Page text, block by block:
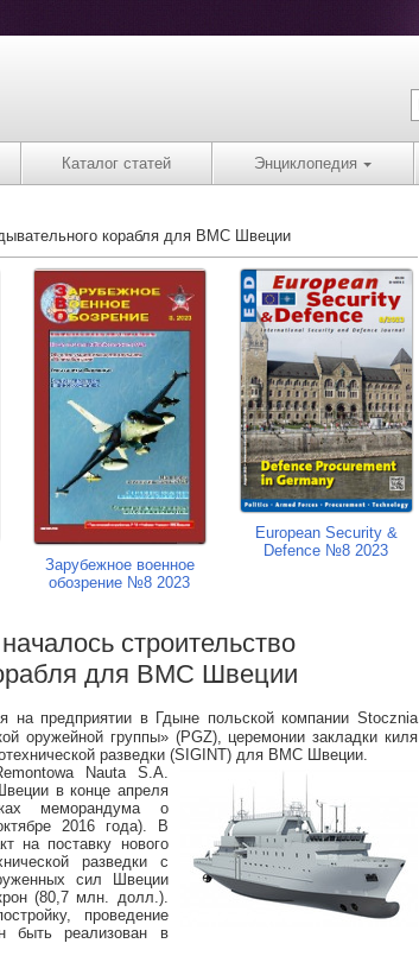
Каталог статей Энциклопедия
корабля для ВМС Швеции
Зарубежное военное
обозрение №8 2023
European Security &
Defence №8 2023
строительство
для ВМС Швеции
предприятии в Гдыне польской компании Stocznia
оружейной группы» (PGZ), церемонии закладки киля
разведки (SIGINT) для ВМС Швеции.
Nauta S.A.
в конце апреля
меморандума о
2016 года). В
на поставку нового
разведки с
сил Швеции
(80,7 млн. долл.).
проведение
быть реализован в